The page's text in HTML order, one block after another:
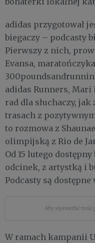
adidas przygotował
biegaczy – podcasty
Pierwszy z nich,
Evansa,
adidas Runners,
rad dla słuchaczy,
trasach z
to rozmowa z
olimpijską z Rio de
Od 15 lutego
odcinek, z artystką i
Podcasty są
Aby wyświetlić treść
W ramach kampanii